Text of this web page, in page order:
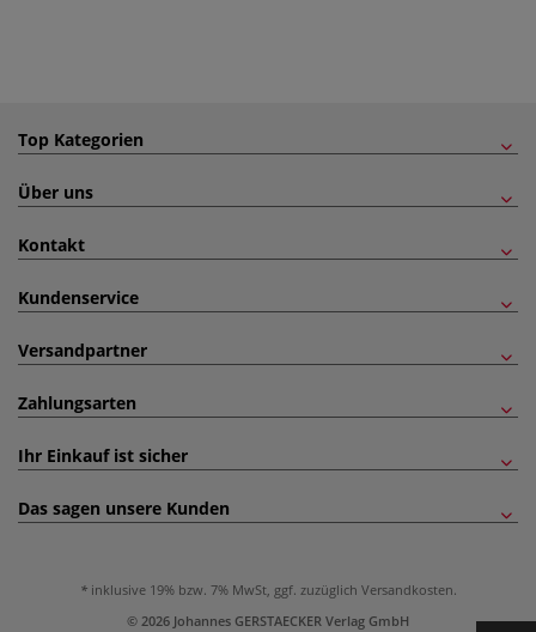
Top Kategorien
Über uns
Kontakt
Kundenservice
Versandpartner
Zahlungsarten
Ihr Einkauf ist sicher
Das sagen unsere Kunden
inklusive 19% bzw. 7% MwSt, ggf. zuzüglich Versandkosten.
© 2026 Johannes GERSTAECKER Verlag GmbH